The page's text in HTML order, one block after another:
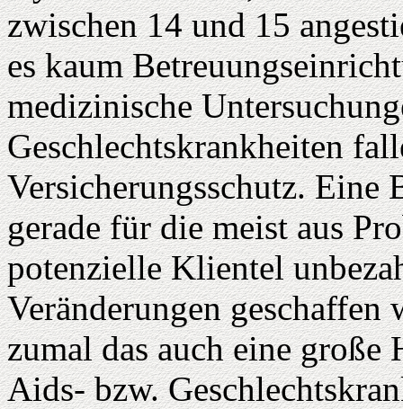
zwischen 14 und 15
es kaum
medizinische
Geschlechtskrankheiten
Versicherungsschutz. Eine
gerade für die meist aus
potenzielle Klientel
Veränderungen
zumal das auch eine
Aids- bzw.